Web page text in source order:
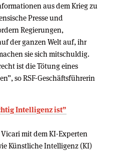
aus dem Krieg zu
Presse und
Regierungen,
der ganzen Welt auf, ihr
sie sich mitschuldig.
ist die Tötung eines
so RSF-Geschäftsführerin
Intelligenz ist”
mit dem KI-Experten
Künstliche Intelligenz (KI)